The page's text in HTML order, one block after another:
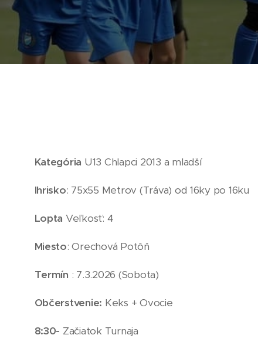
Kategória U13 Chlapci 2013 a mladší
Ihrisko: 75x55 Metrov (Tráva) od 16ky po 16ku
Lopta Veľkosť: 4
Miesto: Orechová Potôň
Termín : 7.3.2026 (Sobota)
Občerstvenie: Keks + Ovocie
8:30- Začiatok Turnaja